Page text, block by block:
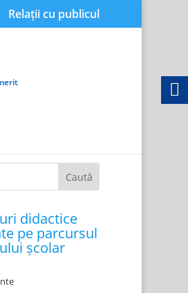
Relații cu publicul
didactice
pe parcursul
școlar